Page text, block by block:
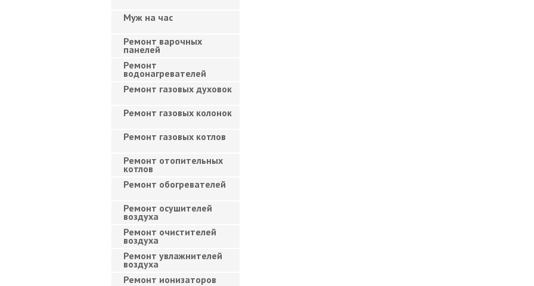
Муж на час
Ремонт варочных
панелей
Ремонт
водонагревателей
Ремонт газовых духовок
Ремонт газовых колонок
Ремонт газовых котлов
Ремонт отопительных
котлов
Ремонт обогревателей
Ремонт осушителей
воздуха
Ремонт очистителей
воздуха
Ремонт увлажнителей
воздуха
Ремонт ионизаторов